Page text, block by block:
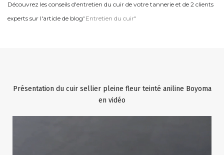
Découvrez les conseils d'entretien du cuir de votre tannerie et de 2 clients
experts sur l'article de blog"Entretien du cuir"
Présentation du cuir sellier pleine fleur teinté aniline Boyoma
en vidéo